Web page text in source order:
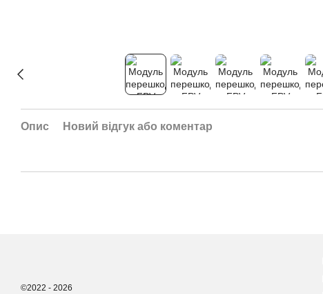
Опис Новий відгук або коментар
©2022 - 2026